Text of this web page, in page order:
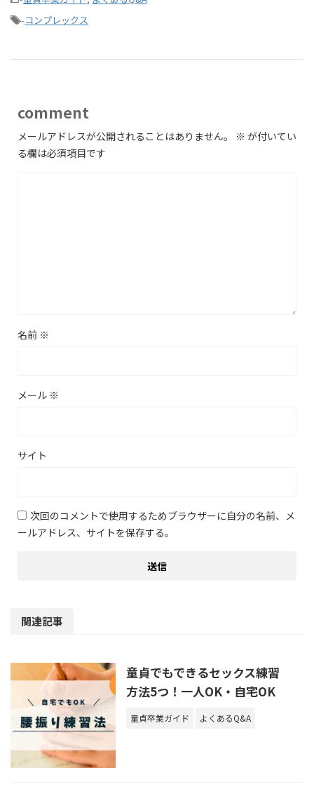
-コンプレックス
comment
メールアドレスが公開されることはありません。 ※ が付いてい
る欄は必須項目です
名前 ※
メール ※
サイト
次回のコメントで使用するためブラウザーに自分の名前、メ
ールアドレス、サイトを保存する。
関連記事
童貞でもできるセックス練習
方法5つ！一人OK・自宅OK
童貞卒業ガイド よくあるQ&A